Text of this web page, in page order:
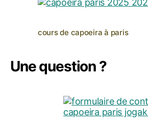
cours de capoeira à paris
Une question ?